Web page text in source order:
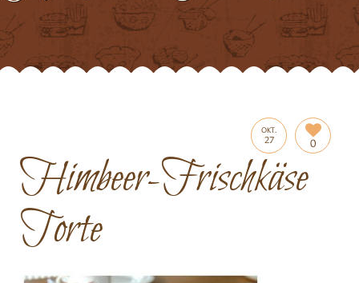
OKT.
27 0
Himbeer-Frischkäse
Torte